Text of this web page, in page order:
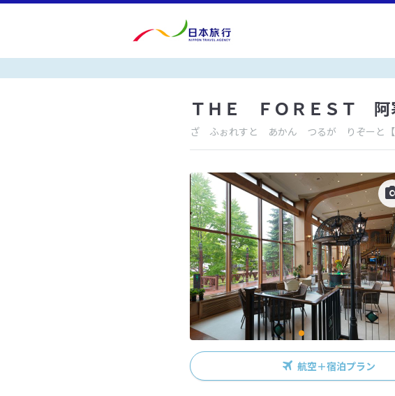
ＴＨＥ ＦＯＲＥＳＴ
ざ ふぉれすと あかん つるが りぞーと
航空＋宿泊プラン